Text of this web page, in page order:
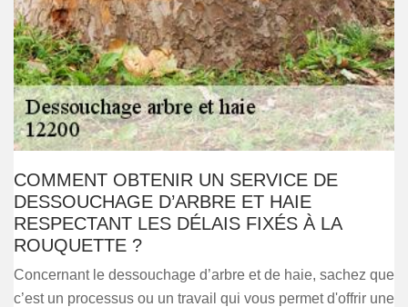
COMMENT OBTENIR UN SERVICE DE
DESSOUCHAGE D’ARBRE ET HAIE
RESPECTANT LES DÉLAIS FIXÉS À LA
ROUQUETTE ?
Concernant le dessouchage d’arbre et de haie, sachez que
c’est un processus ou un travail qui vous permet d'offrir une